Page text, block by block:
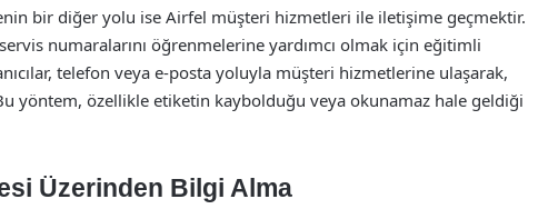
bir diğer yolu ise Airfel müşteri hizmetleri ile iletişime geçmektir.
numaralarını öğrenmelerine yardımcı olmak için eğitimli
telefon veya e-posta yoluyla müşteri hizmetlerine ulaşarak,
yöntem, özellikle etiketin kaybolduğu veya okunamaz hale geldiği
Üzerinden Bilgi Alma